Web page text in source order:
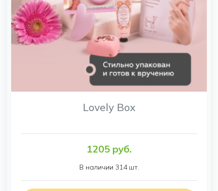
Lovely Box
1205 руб.
В наличии 314 шт.